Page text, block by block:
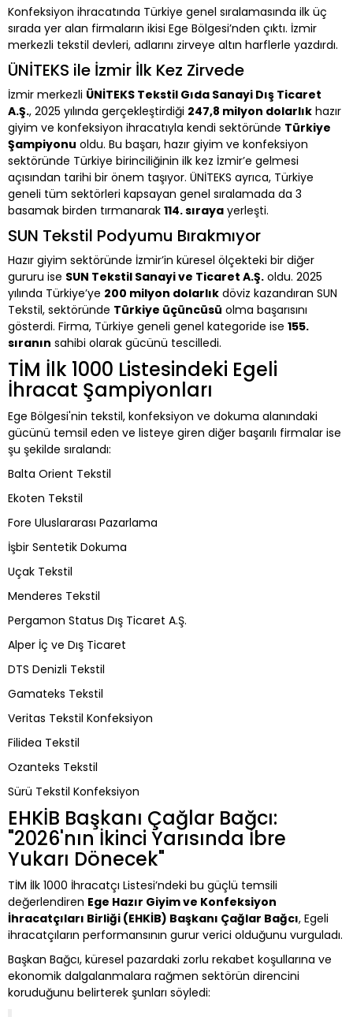
Konfeksiyon ihracatında Türkiye genel sıralamasında ilk üç
sırada yer alan firmaların ikisi Ege Bölgesi’nden çıktı. İzmir
merkezli tekstil devleri, adlarını zirveye altın harflerle yazdırdı.
ÜNİTEKS ile İzmir İlk Kez Zirvede
İzmir merkezli ÜNİTEKS Tekstil Gıda Sanayi Dış Ticaret
A.Ş., 2025 yılında gerçekleştirdiği 247,8 milyon dolarlık hazır
giyim ve konfeksiyon ihracatıyla kendi sektöründe Türkiye
Şampiyonu oldu. Bu başarı, hazır giyim ve konfeksiyon
sektöründe Türkiye birinciliğinin ilk kez İzmir’e gelmesi
açısından tarihi bir önem taşıyor. ÜNİTEKS ayrıca, Türkiye
geneli tüm sektörleri kapsayan genel sıralamada da 3
basamak birden tırmanarak 114. sıraya yerleşti.
SUN Tekstil Podyumu Bırakmıyor
Hazır giyim sektöründe İzmir’in küresel ölçekteki bir diğer
gururu ise SUN Tekstil Sanayi ve Ticaret A.Ş. oldu. 2025
yılında Türkiye’ye 200 milyon dolarlık döviz kazandıran SUN
Tekstil, sektöründe Türkiye üçüncüsü olma başarısını
gösterdi. Firma, Türkiye geneli genel kategoride ise 155.
sıranın sahibi olarak gücünü tescilledi.
TİM İlk 1000 Listesindeki Egeli
İhracat Şampiyonları
Ege Bölgesi'nin tekstil, konfeksiyon ve dokuma alanındaki
gücünü temsil eden ve listeye giren diğer başarılı firmalar ise
şu şekilde sıralandı:
Balta Orient Tekstil
Ekoten Tekstil
Fore Uluslararası Pazarlama
İşbir Sentetik Dokuma
Uçak Tekstil
Menderes Tekstil
Pergamon Status Dış Ticaret A.Ş.
Alper İç ve Dış Ticaret
DTS Denizli Tekstil
Gamateks Tekstil
Veritas Tekstil Konfeksiyon
Filidea Tekstil
Ozanteks Tekstil
Sürü Tekstil Konfeksiyon
EHKİB Başkanı Çağlar Bağcı:
"2026'nın İkinci Yarısında İbre
Yukarı Dönecek"
TİM İlk 1000 İhracatçı Listesi’ndeki bu güçlü temsili
değerlendiren Ege Hazır Giyim ve Konfeksiyon
İhracatçıları Birliği (EHKİB) Başkanı Çağlar Bağcı, Egeli
ihracatçıların performansının gurur verici olduğunu vurguladı.
Başkan Bağcı, küresel pazardaki zorlu rekabet koşullarına ve
ekonomik dalgalanmalara rağmen sektörün direncini
koruduğunu belirterek şunları söyledi: